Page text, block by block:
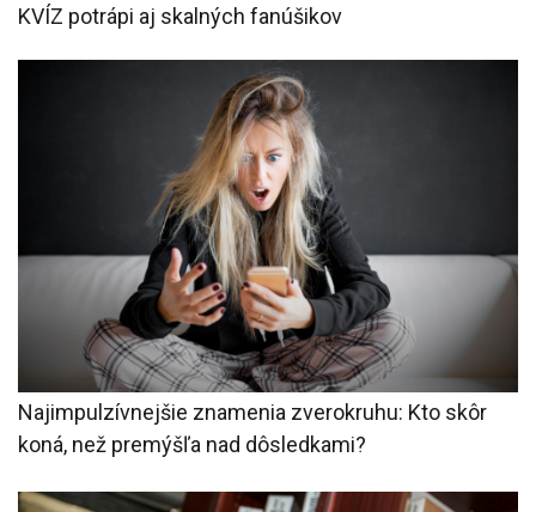
KVÍZ potrápi aj skalných fanúšikov
Najimpulzívnejšie znamenia zverokruhu: Kto skôr
koná, než premýšľa nad dôsledkami?